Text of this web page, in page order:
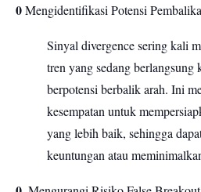
0Mengidentifikasi Potensi
Sinyal divergence sering kali
tren yang sedang
berpotensi berbalik arah. Ini
kesempatan untuk
yang lebih baik, sehingga
keuntungan atau